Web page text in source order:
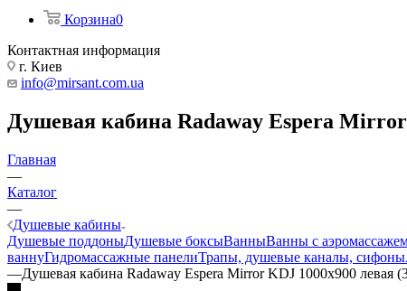
Корзина0
Контактная информация
г. Киев
info@mirsant.com.ua
Душевая кабина Radaway Espera Mirror
Главная
—
Каталог
—
Душевые кабины
Душевые поддоныДушевые боксыВанныВанны с
ваннуГидромассажные панелиТрапы, душевые каналы, сифоны
—Душевая кабина Radaway Espera Mirror KDJ 1000x900 левая